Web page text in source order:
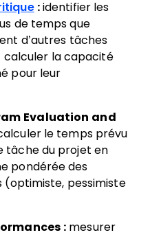
:identifier les
de temps que
d’autres tâches
calculer la capacité
pour leur
Evaluation and
le temps prévu
tâche du projet en
pondérée des
pessimiste
: mesurer